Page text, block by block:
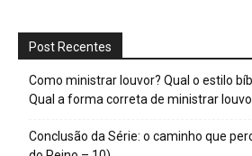
Post Recentes
Como ministrar louvor? Qual o estilo
Qual a forma correta de ministrar
Conclusão da Série: o caminho que